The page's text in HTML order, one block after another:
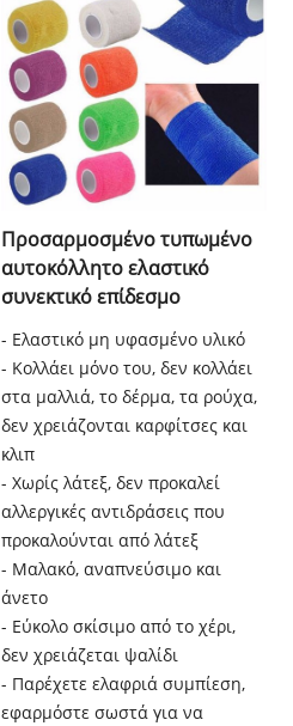
Προσαρμοσμένο τυπωμένο
αυτοκόλλητο ελαστικό
συνεκτικό επίδεσμο
- Ελαστικό μη υφασμένο υλικό
- Κολλάει μόνο του, δεν κολλάει
στα μαλλιά, το δέρμα, τα ρούχα,
δεν χρειάζονται καρφίτσες και
κλιπ
- Χωρίς λάτεξ, δεν προκαλεί
αλλεργικές αντιδράσεις που
προκαλούνται από λάτεξ
- Μαλακό, αναπνεύσιμο και
άνετο
- Εύκολο σκίσιμο από το χέρι,
δεν χρειάζεται ψαλίδι
- Παρέχετε ελαφριά συμπίεση,
εφαρμόστε σωστά για να